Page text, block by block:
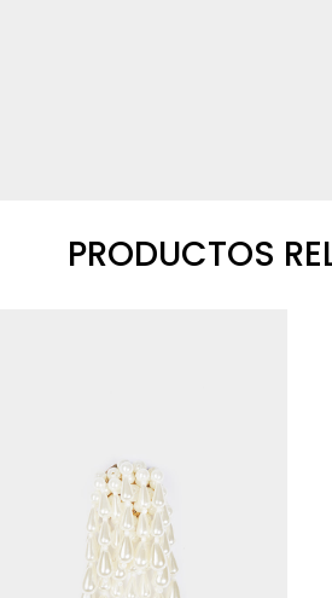
PRODUCTOS